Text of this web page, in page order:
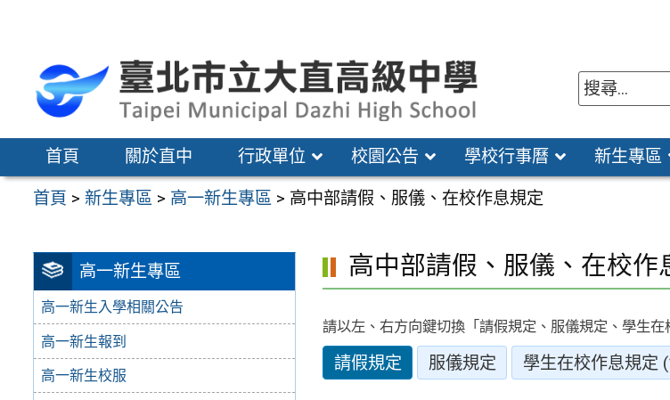
區
首頁 關於直中 行政單位 校園公告 學校行事曆 新生專區
首頁 >新生專區 > 高一新生專區 > 高中部請假、服儀、在校作息規定
高一新生專區
高一新生入學相關公告
高一新生報到
高一新生校服
高中部請假、服儀、在校作
請以左、右方向鍵切換「請假規定、服儀規定、學生
請假規定 服儀規定 學生在校作息規定